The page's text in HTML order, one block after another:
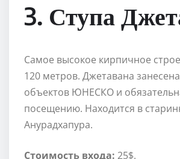
3. Ступа
Самое высокое кирпичное
120 метров. Джетавана
объектов ЮНЕСКО и
посещению. Находится в
Анурадхапура.
Стоимость входа: 25$.